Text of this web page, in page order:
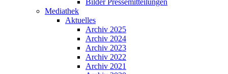
Bilder Pressemitteilungen
Mediathek
Aktuelles
Archiv 2025
Archiv 2024
Archiv 2023
Archiv 2022
Archiv 2021